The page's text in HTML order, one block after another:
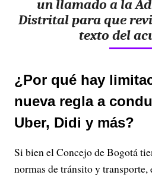
un llamado a la
Distrital para que
texto del
¿Por qué hay
nueva regla a
Uber, Didi y más?
Si bien el Concejo de Bogotá
normas de tránsito y transporte,